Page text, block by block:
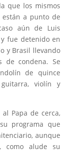
que los mismos
están a punto de
aún de Luis
fue detenido en
y Brasil llevando
de condena. Se
de quince
violín y
Papa de cerca,
programa que
aunque
como alude su